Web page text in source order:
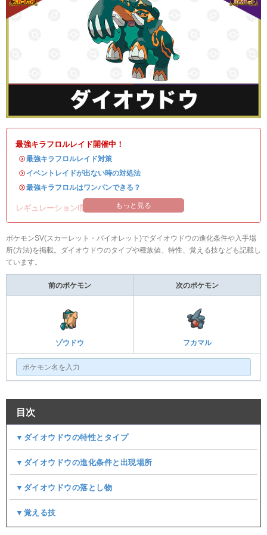
最強キラフロルレイド開催中！
・最強キラフロルレイド対策
・ イベントレイドが出ない時の対処法
・最強キラフロルはワンパンできる？
レギュレーションI開催中！ もっと見る
ポケモンSV(スカーレット・バイオレット)でダイオウドウの進化条件や入手場
所(方法)を掲載。ダイオウドウのタイプや種族値、特性、覚える技なども記載し
ています。
前のポケモン 次のポケモン
ゾウドウ フカマル
目次
▼ダイオウドウの特性とタイプ
▼ダイオウドウの進化条件と出現場所
▼ダイオウドウの落とし物
▼覚える技